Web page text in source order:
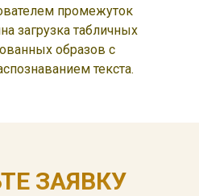
промежуток
загрузка табличных
образов с
текста.
ЗАЯВКУ